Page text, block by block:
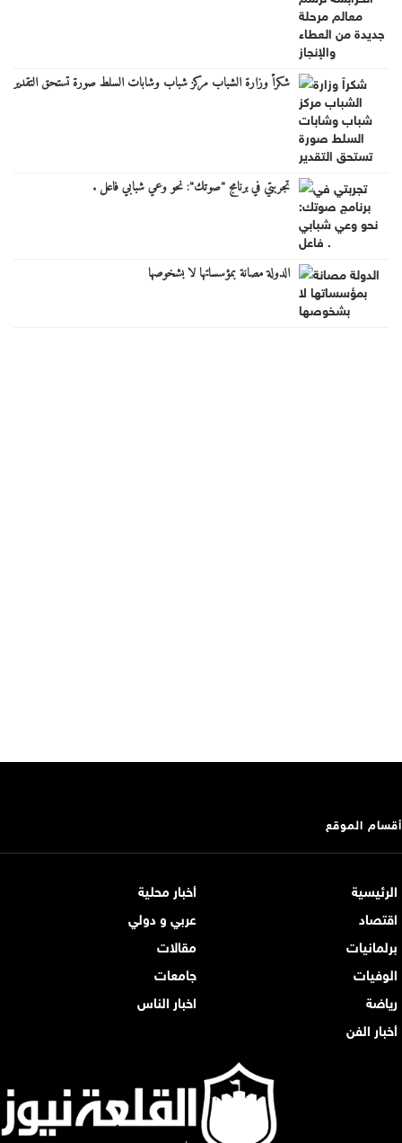
شكراً وزارة الشباب مركز شباب وشابات السلط صورة تستحق التقدير
تجربتي في برنامج "صوتك": نحو وعي شبابي فاعل .
الدولة مصانة بمؤسساتها لا بشخوصها
أقسام الموقع
الرئيسية
أخبار محلية
اقتصاد
عربي و دولي
برلمانيات
مقالات
الوفيات
جامعات
رياضة
اخبار الناس
أخبار الفن